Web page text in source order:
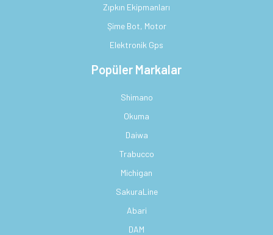
Zıpkın Ekipmanları
Şime Bot, Motor
Elektronik Gps
Popüler Markalar
Shimano
Okuma
Daiwa
Trabucco
Michigan
SakuraLine
Abari
DAM